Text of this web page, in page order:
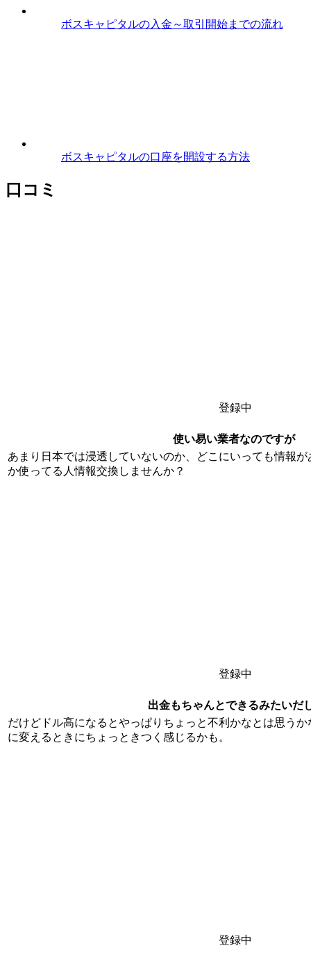
ボスキャピタルの入金～取引開始までの流れ
ボスキャピタルの口座を開設する方法
口コミ
登録中
使い易い業者なのですが
あまり日本では浸透していないのか、どこにいっても情報
か使ってる人情報交換しませんか？
登録中
出金もちゃんとできるみたいだ
だけどドル高になるとやっぱりちょっと不利かなとは思う
に変えるときにちょっときつく感じるかも。
登録中